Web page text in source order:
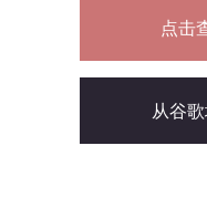
点击
从谷